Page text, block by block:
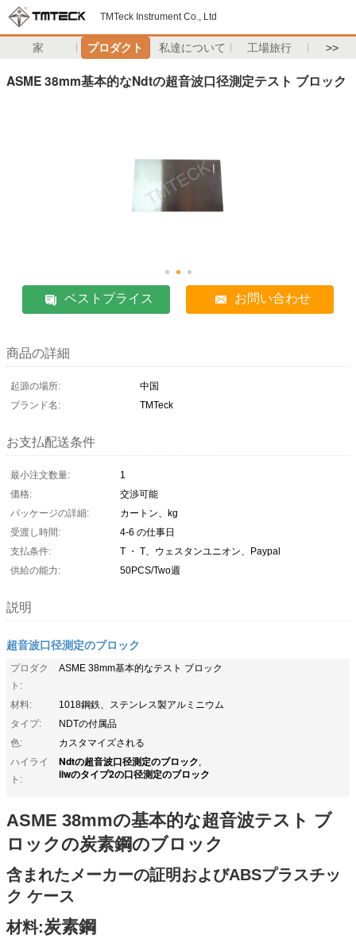
TMTeck Instrument Co., Ltd
家 プロダクト 私達について 工場旅行 >>
ASME 38mm基本的なNdtの超音波口径測定テスト ブロック
ベストプライス お問い合わせ
商品の詳細
起源の場所:
中国
ブランド名:
TMTeck
お支払配送条件
最小注文数量:
1
価格:
交渉可能
パッケージの詳細:
カートン、kg
受渡し時間:
4-6 の仕事日
支払条件:
T ・ T、ウェスタンユニオン、Paypal
供給の能力:
50PCS/Two週
説明
超音波口径測定のブロック
プロダク
ト:
ASME 38mm基本的なテスト ブロック
材料:
1018鋼鉄、ステンレス製アルミニウム
タイプ:
NDTの付属品
色:
カスタマイズされる
ハイライ
ト:
Ndtの超音波口径測定のブロック,
iiwのタイプ2の口径測定のブロック
ASME 38mmの基本的な超音波テスト ブ
ロックの炭素鋼のブロック
含まれたメーカーの証明およびABSプラスチッ
ク ケース
材料:炭素鋼